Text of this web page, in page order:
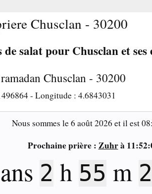
Chusclan - 30200
de salat pour Chusclan et ses
Chusclan - 30200
- Longitude : 4.6843031
Nous sommes le6 août 2026 et il est
Prochaine prière : Zuhrà
2 h 55 m